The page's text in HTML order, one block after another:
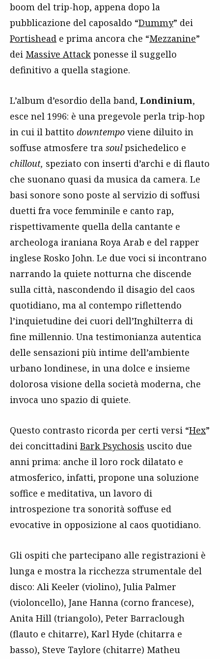
boom del trip-hop, appena dopo la
pubblicazione del caposaldo “Dummy” dei
Portishead e prima ancora che “Mezzanine”
dei Massive Attack ponesse il suggello
definitivo a quella stagione.
L’album d’esordio della band, Londinium,
esce nel 1996: è una pregevole perla trip-hop
in cui il battito downtempo viene diluito in
soffuse atmosfere tra soulpsichedelico e
chillout, speziato con inserti d’archi e di flauto
che suonano quasi da musica da camera. Le
basi sonore sono poste al servizio di soffusi
duetti fra voce femminile e canto rap,
rispettivamente quella della cantante e
archeologa iraniana Roya Arab e del rapper
inglese Rosko John. Le due voci si incontrano
narrando la quiete notturna che discende
sulla città, nascondendo il disagio del caos
quotidiano, ma al contempo riflettendo
l’inquietudine dei cuori dell’Inghilterra di
fine millennio. Una testimonianza autentica
delle sensazioni più intime dell’ambiente
urbano londinese, in una dolce e insieme
dolorosa visione della società moderna, che
invoca uno spazio di quiete.
Questo contrasto ricorda per certi versi “Hex”
dei concittadini Bark Psychosis uscito due
anni prima: anche il loro rock dilatato e
atmosferico, infatti, propone una soluzione
soffice e meditativa, un lavoro di
introspezione tra sonorità soffuse ed
evocative in opposizione al caos quotidiano.
Gli ospiti che partecipano alle registrazioni è
lunga e mostra la ricchezza strumentale del
disco: Ali Keeler (violino), Julia Palmer
(violoncello), Jane Hanna (corno francese),
Anita Hill (triangolo), Peter Barraclough
(flauto e chitarre), Karl Hyde (chitarra e
basso), Steve Taylore (chitarre) Matheu